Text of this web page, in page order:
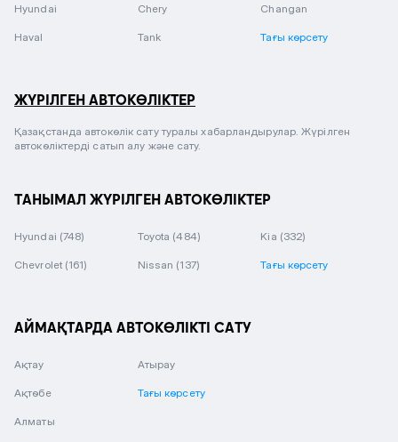
Hyundai Chery Changan
Haval Tank Тағы көрсету
ЖҮРІЛГЕН АВТОКӨЛІКТЕР
Қазақстанда автокөлік сату туралы хабарландырулар. Жүрілген
автокөліктерді сатып алу және сату.
ТАНЫМАЛ ЖҮРІЛГЕН АВТОКӨЛІКТЕР
Hyundai (748) Toyota (484) Kia (332)
Chevrolet (161) Nissan (137) Тағы көрсету
АЙМАҚТАРДА АВТОКӨЛІКТІ САТУ
Ақтау
Ақтөбе
Алматы
Атырау
Тағы көрсету